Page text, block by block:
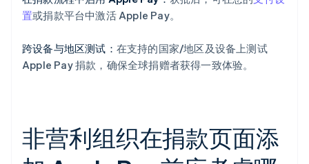
置或捐款平台中激活 Apple Pay。
跨设备与地区测试： 在支持的国家/地区及设备上测试
Apple Pay 捐款，确保全球捐赠者获得一致体验。
非营利组织在捐款页面添